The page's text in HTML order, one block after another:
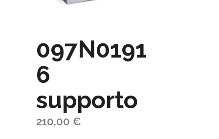
097N0191
6
supporto
210,00 €